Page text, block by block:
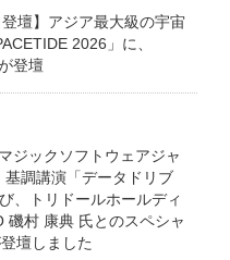
壇】アジア最大級の宇宙
2026」に、
登壇
ジックソフトウェアジャ
調講演「データドリブ
、トリドールホールディ
磯村 康典 氏とのスペシャ
壇しました